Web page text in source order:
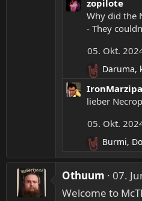
n
:
a
e
zopilote
Why did the
- They
05. Okt.
R
e
a
k
t
o
e
n
Daruma,
lieber
05. Okt.
R
e
k
t
Burmi,
Othuum
07.
Welcome to